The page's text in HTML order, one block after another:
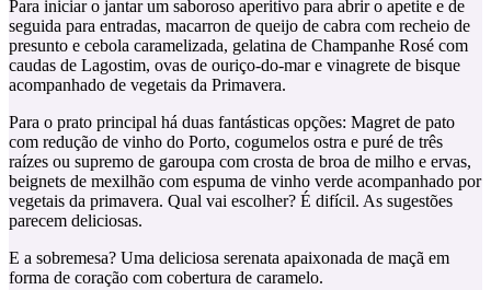
Para iniciar o jantar um saboroso aperitivo para abrir o apetite e de
seguida para entradas, macarron de queijo de cabra com recheio de
presunto e cebola caramelizada, gelatina de Champanhe Rosé com
caudas de Lagostim, ovas de ouriço-do-mar e vinagrete de bisque
acompanhado de vegetais da Primavera.
Para o prato principal há duas fantásticas opções: Magret de pato
com redução de vinho do Porto, cogumelos ostra e puré de três
raízes ou supremo de garoupa com crosta de broa de milho e ervas,
beignets de mexilhão com espuma de vinho verde acompanhado por
vegetais da primavera. Qual vai escolher? É difícil. As sugestões
parecem deliciosas.
E a sobremesa? Uma deliciosa serenata apaixonada de maçã em
forma de coração com cobertura de caramelo.